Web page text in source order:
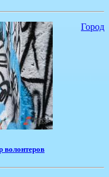
Город
волонтеров